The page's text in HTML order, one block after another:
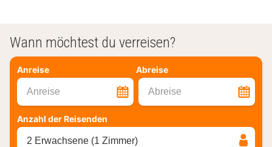
Wann möchtest du verreisen?
Anreise Abreise
Anreise Abreise
Anzahl der Reisenden
2 Erwachsene (1 Zimmer)